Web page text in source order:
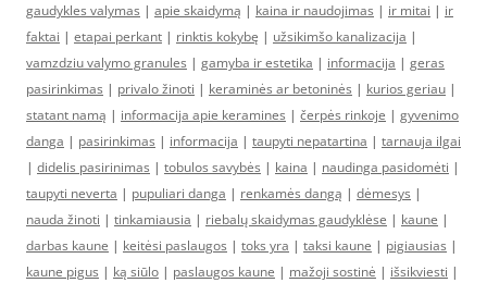
gaudykles valymas | apie skaidymą | kaina ir naudojimas | ir mitai | ir
faktai | etapai perkant | rinktis kokybę | užsikimšo kanalizacija |
vamzdziu valymo granules | gamyba ir estetika | informacija | geras
pasirinkimas | privalo žinoti | keraminės ar betoninės | kurios geriau |
statant namą | informacija apie keramines | čerpės rinkoje | gyvenimo
danga | pasirinkimas | informacija | taupyti nepatartina | tarnauja ilgai
| didelis pasirinimas | tobulos savybės | kaina | naudinga pasidomėti |
taupyti neverta | pupuliari danga | renkamės dangą | dėmesys |
nauda žinoti | tinkamiausia | riebalų skaidymas gaudyklėse | kaune |
darbas kaune | keitėsi paslaugos | toks yra | taksi kaune | pigiausias |
kaune pigus | ką siūlo | paslaugos kaune | mažoji sostinė | išsikviesti |